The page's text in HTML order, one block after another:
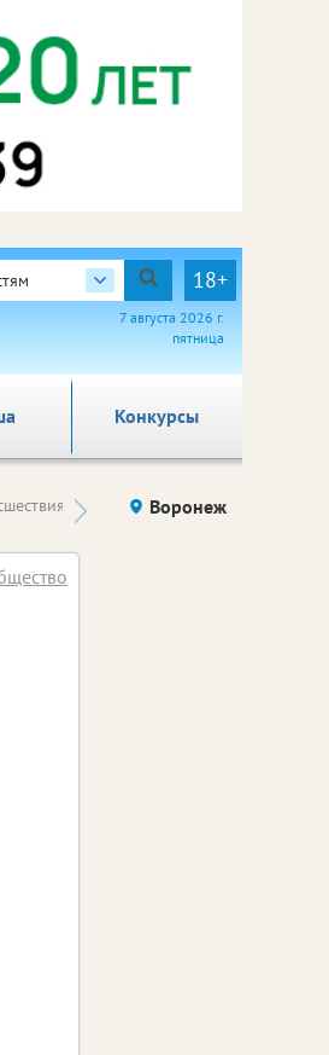
18+
7 августа 2026 г.
пятница
Конкурсы
Здоровье компаний (на
Воронеж